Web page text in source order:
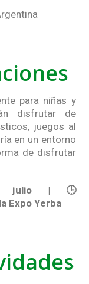
para niñas y
disfrutar de
juegos al
en un entorno
de disfrutar
| 🕒
Expo Yerba